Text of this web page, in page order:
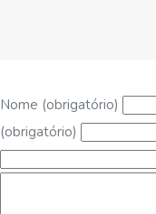
Nome (obrigatório)
(obrigatório)